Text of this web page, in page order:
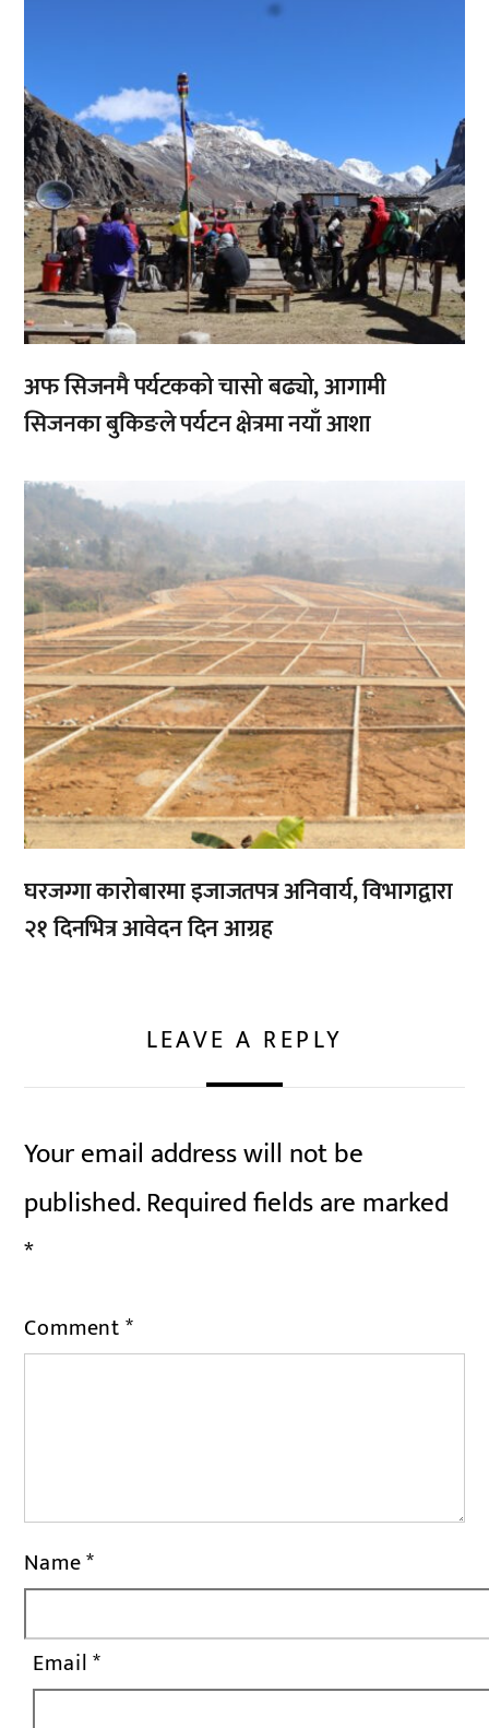
अफ सिजनमै पर्यटकको चासो बढ्यो, आगामी
सिजनका बुकिङले पर्यटन क्षेत्रमा नयाँ आशा
,
घरजग्गा कारोबारमा इजाजतपत्र अनिवार्य, विभागद्वारा
२१ दिनभित्र आवेदन दिन आग्रह
LEAVE A REPLY
Your email address will not be
published.Required fields are marked
*
Comment*
Name*
Email*